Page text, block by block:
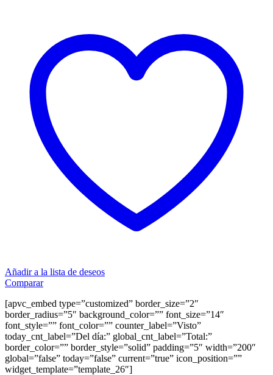
Añadir a la lista de deseos
Comparar
[apvc_embed type=”customized” border_size=”2″
border_radius=”5″ background_color=”” font_size=”14″
font_style=”” font_color=”” counter_label=”Visto”
today_cnt_label=”Del día:” global_cnt_label=”Total:”
border_color=”” border_style=”solid” padding=”5″ width=”200″
global=”false” today=”false” current=”true” icon_position=””
widget_template=”template_26″]